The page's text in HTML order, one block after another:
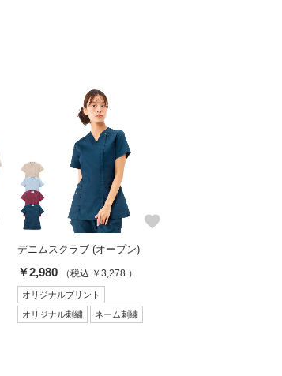
favorite
デニムスクラブ (オープン)
￥2,980 （税込 ￥3,278 ）
オリジナルプリント
オリジナル刺繍 ネーム刺繍